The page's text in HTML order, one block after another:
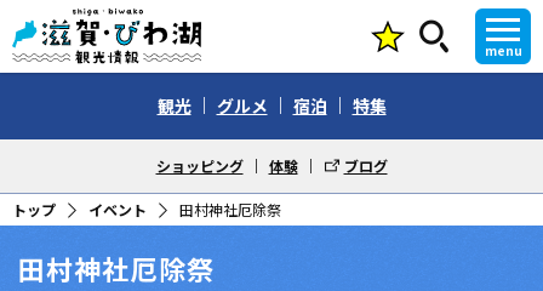
menu
観光 グルメ 宿泊 特集
ショッピング 体験 ブログ
トップ イベント 田村神社厄除祭
田村神社厄除祭